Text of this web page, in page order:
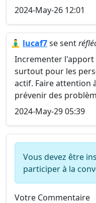
2024-May-26 12:01
🧘‍♂️ lucaf7se sent
Incrementer
surtout pour les
actif. Faire attention
prévenir des
2024-May-29 05:39
Vous devez être
participer à la
Votre Commentaire